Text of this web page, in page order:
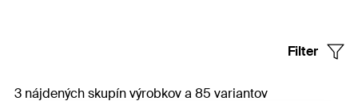
Filter
3 nájdených skupín výrobkov a 85 variantov